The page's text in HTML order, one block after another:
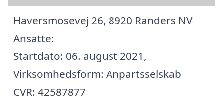
Haversmosevej 26, 8920 Randers NV
Ansatte:
Startdato: 06. august 2021,
Virksomhedsform: Anpartsselskab
CVR: 42587877